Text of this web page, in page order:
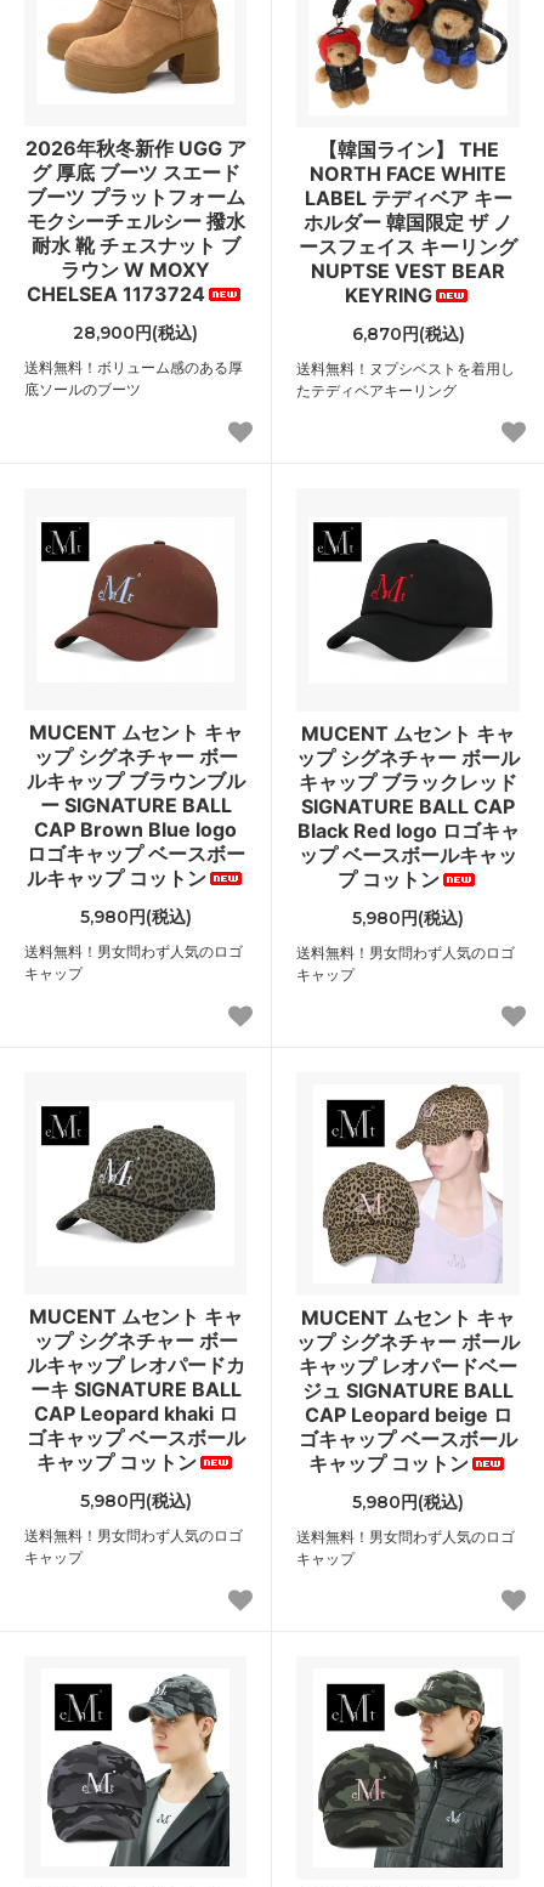
2026年秋冬新作 UGG ア
グ 厚底 ブーツ スエード
ブーツ プラットフォーム
モクシーチェルシー 撥水
耐水 靴 チェスナット ブ
ラウン W MOXY
CHELSEA 1173724
28,900円(税込)
送料無料！ボリューム感のある厚
底ソールのブーツ
【韓国ライン】 THE
NORTH FACE WHITE
LABEL テディベア キー
ホルダー 韓国限定 ザ ノ
ースフェイス キーリング
NUPTSE VEST BEAR
KEYRING
6,870円(税込)
送料無料！ヌプシベストを着用し
たテディベアキーリング
MUCENT ムセント キャ
ップ シグネチャー ボー
ルキャップ ブラウンブル
ー SIGNATURE BALL
CAP Brown Blue logo
ロゴキャップ ベースボー
ルキャップ コットン
5,980円(税込)
送料無料！男女問わず人気のロゴ
キャップ
MUCENT ムセント キャ
ップ シグネチャー ボール
キャップ ブラックレッド
SIGNATURE BALL CAP
Black Red logo ロゴキャ
ップ ベースボールキャッ
プ コットン
5,980円(税込)
送料無料！男女問わず人気のロゴ
キャップ
MUCENT ムセント キャ
ップ シグネチャー ボー
ルキャップ レオパードカ
ーキ SIGNATURE BALL
CAP Leopard khaki ロ
ゴキャップ ベースボール
キャップ コットン
5,980円(税込)
送料無料！男女問わず人気のロゴ
キャップ
MUCENT ムセント キャ
ップ シグネチャー ボール
キャップ レオパードベー
ジュ SIGNATURE BALL
CAP Leopard beige ロ
ゴキャップ ベースボール
キャップ コットン
5,980円(税込)
送料無料！男女問わず人気のロゴ
キャップ